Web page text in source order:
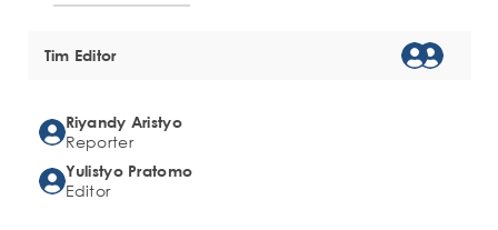
Tim Editor
Riyandy Aristyo
Reporter
Yulistyo Pratomo
Editor